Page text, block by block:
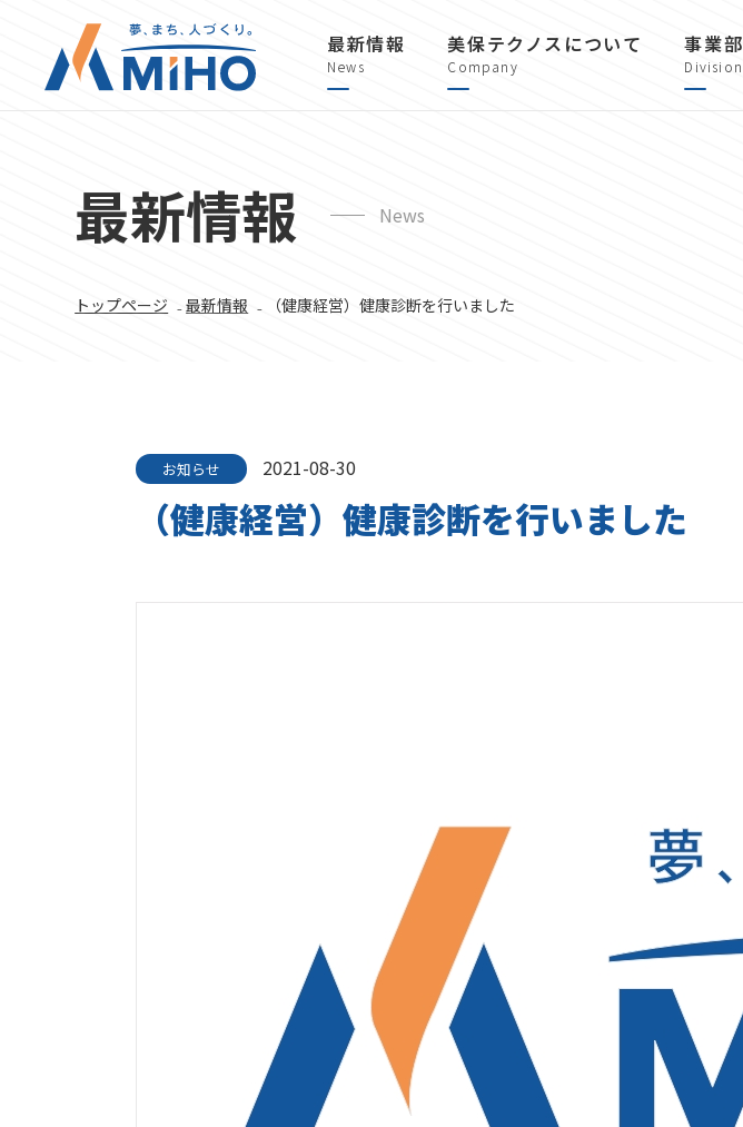
最新情報
News
美保テクノスについて
Company
事業部
Division
最新情報 News
トップページ ₋最新情報 ₋ （健康経営）健康診断を行いました
お知らせ 2021-08-30
（健康経営）健康診断を行いました